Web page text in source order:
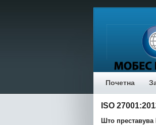
Почетна
ISO
Што преставува